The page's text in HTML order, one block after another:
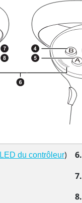
LED du contrôleur)
6.
7.
8.